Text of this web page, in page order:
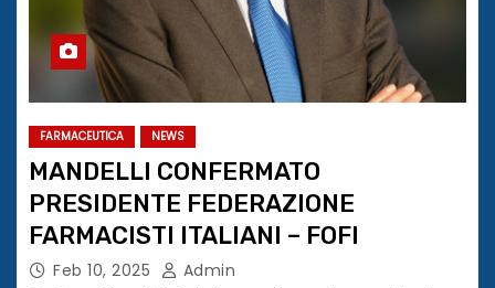
FARMACEUTICA NEWS
MANDELLI CONFERMATO
PRESIDENTE FEDERAZIONE
FARMACISTI ITALIANI – FOFI
Feb 10, 2025 Admin